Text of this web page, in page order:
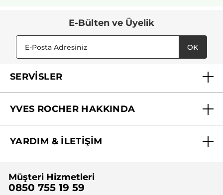
E-Bülten ve Üyelik
OK
SERVİSLER
YVES ROCHER HAKKINDA
Yves Rocher Vakfı
YARDIM & İLETİŞİM
Bize Ulaşın
Müşteri Hizmetleri
0850 755 19 59